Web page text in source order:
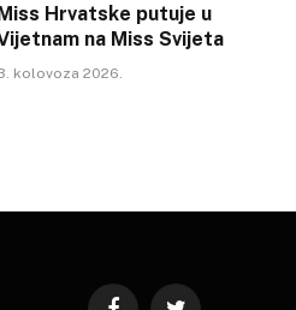
Hrvatske putuje u
na Miss Svijeta
kolovoza 2026.